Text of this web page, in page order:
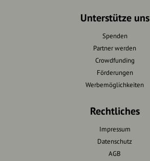
Unterstütze uns
Spenden
Partner werden
Crowdfunding
Förderungen
Werbemöglichkeiten
Rechtliches
Impressum
Datenschutz
AGB